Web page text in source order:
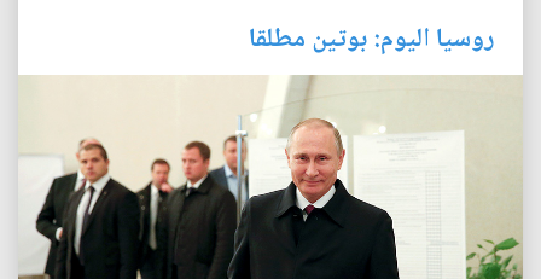
روسيا اليوم: بوتين مطلقا